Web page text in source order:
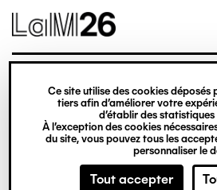
Gestion des cookies
Ce site utilise des cookies déposés
tiers afin d’améliorer votre
d’établir des statistiques
À l’exception des cookies
du site, vous pouvez tous les
personnaliser le
Tout accepter
contenu